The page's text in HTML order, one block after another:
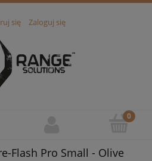
się Zaloguj się
Flash Pro Small - Olive